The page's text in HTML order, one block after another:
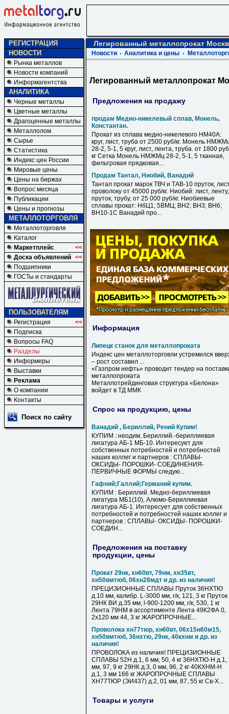
РЕГИСТРАЦИЯ
НОВОСТИ
Рынка металлов
Новости компаний
Информагентства
АНАЛИТИКА
Черные металлы
Цветные металлы
Драгоценные металлы
Металлолом
Сырье
Статистика
Индекс цен России
Мировые цены
Цены на биржах
Вопрос месяца
Публикации
Цены и прогнозы
МЕТАЛЛОТОРГОВЛЯ
Металлоторговля
Каталог
Маркетплейс
<<
Доска объявлений <<
Подшипники
ГОСТы и стандарты
ПОЛЬЗОВАТЕЛЯМ
Регистрация
<<
Подписка
Вопросы FAQ
Разделы
Информеры
Выставки
Реклама
О компании
Контакты
Поиск по сайту
Легированный металлопрокат
Новости Аналитика и цены
Легированный металлопрокат
Предложения на продажу
продам Медно-никелевый сплав, Монель,
Константан.
Прокат из сплава медно-никелевого НМ40А:
круг, лист, труба от 2500 руб/кг. Монель
28-2, 5-1, 5 круг, лист, лента, труба. от 1800
кг Сетка Монель НМЖМц 28-2, 5-1, 5 тканная,
фильтровая прядковая...
Продам Тантал, Ниобий, Ванадий
Тантал прокат марок ТВЧ и ТАВ-10 пруток,
проволоку от 45000 руб/кг. Ниобий: лист, ленту,
пруток, трубу, от 25 000 руб/кг. Ниобиевые
сплавы прокат: НбЦ1; 5ВМЦ; ВН2; ВН3; ВН6;
ВН10-1С Ванадий про...
Информация
Липецк станок для металлопроката
Индекс цен металлоторговли устремился
– рост составил ...
«Газпром нефть» проводит тендер на
металлопроката
Металлотрейдинговая структура «Белона»
войдет в ТД ММК
Спрос на продукцию, цены
Ванадий , Бериллий, Рений Купим!
КУПИМ : неодим, Бериллий.-бериллиевая
лигатура АБ-1 МБ-10. Интересует для
собственных потребностей и потребностей
наших коллег и партнеров : СПЛАВЫ-
ОКСИДЫ- ПОРОШКИ- СОЕДИНЕНИЯ-
ПЕРВИЧНЫЕ ФОРМЫ следую...
Гафний;Галлий;Германий купим.
КУПИМ : Бериллий. Медно-бериллиевая
лигатура МБ1(10), Алюмо-Бериллиевая
лигатура АБ-1. Интересует для собственных
потребностей и потребностей наших коллег и
партнеров : СПЛАВЫ- ОКСИДЫ- ПОРОШКИ-
СОЕДИН...
Предложения на поставку
продукции, цены
Прокат 29нк, хн60вт, 79нм, хн35вт,
хн50вмтюб, 06хн28мдт и др. из наличия!
ПРЕЦИЗИОННЫЕ СПЛАВЫ Пруток 36НХТЮ
д.10 мм, калибр. L-3000 мм, г/к, 121, 3 кг Пруток
29НК ВИ д.35 мм, l-900-1200 мм, г/к, 530, 1 кг
Лента 79НМ в ассортименте Лента 49К2ФА 0,
2х120 мм 44, 3 кг ЖАРОПРОЧНЫЕ...
Проволока хн77тюр, хн60вт, 06х15н60м15,
хн50вмтюб, 36нхтю, 29нк, 40кхнм и др. из
наличия!
ПРОВОЛОКА из наличия! ПРЕЦИЗИОННЫЕ
СПЛАВЫ 52Н д.1, 6 мм, 50, 4 кг 36НХТЮ-Н д.1,
мм, 97, 9 кг 29НК д.3, 0 мм, 96, 2 кг 40КХНМ-Н
д.1, 3 мм 166 кг ЖАРОПРОЧНЫЕ СПЛАВЫ
ХН77ТЮР (ЭИ437) д.2, 01 мм, 87, 55 кг Св-Х...
Товары и услуги